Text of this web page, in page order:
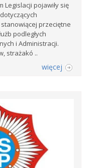
Legislacji pojawiły się
przeciętne
podległych
i Administracji.
strażakó ..
więcej